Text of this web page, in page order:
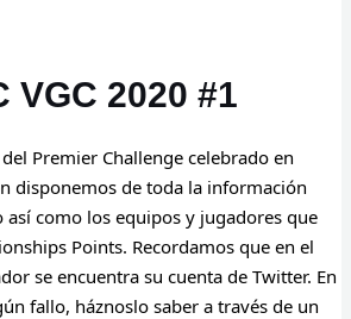
VGC 2020 #1
Premier Challenge celebrado en
disponemos de toda la información
como los equipos y jugadores que
Points. Recordamos que en el
se encuentra su cuenta de Twitter. En
fallo, háznoslo saber a través de un